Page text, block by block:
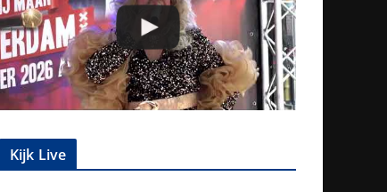
Kijk Live